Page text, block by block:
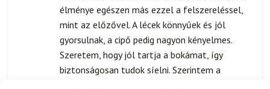
élménye egészen más ezzel a felszereléssel,
mint az előzővel. A lécek könnyűek és jól
gyorsulnak, a cipő pedig nagyon kényelmes.
Szeretem, hogy jól tartja a bokámat, így
biztonságosan tudok síelni. Szerintem a